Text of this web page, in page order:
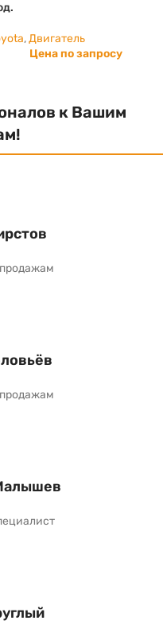
,Двигатель
Цена по запросу
к Вашим